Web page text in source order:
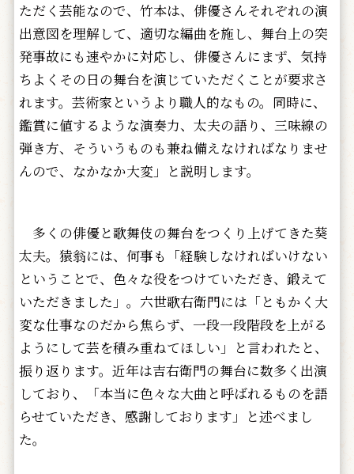
ただく芸能なので、竹本は、俳優さんそれぞれの演
出意図を理解して、適切な編曲を施し、舞台上の突
発事故にも速やかに対応し、俳優さんにまず、気持
ちよくその日の舞台を演じていただくことが要求さ
れます。芸術家というより職人的なもの。同時に、
鑑賞に値するような演奏力、太夫の語り、三味線の
弾き方、そういうものも兼ね備えなければなりませ
んので、なかなか大変」と説明します。
多くの俳優と歌舞伎の舞台をつくり上げてきた葵
太夫。猿翁には、何事も「経験しなければいけない
ということで、色々な役をつけていただき、鍛えて
いただきました」。六世歌右衛門には「ともかく大
変な仕事なのだから焦らず、一段一段階段を上がる
ようにして芸を積み重ねてほしい」と言われたと、
振り返ります。近年は吉右衛門の舞台に数多く出演
しており、「本当に色々な大曲と呼ばれるものを語
らせていただき、感謝しております」と述べまし
た。